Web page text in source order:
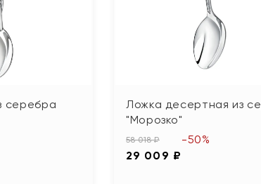
серебра
Ложка десертная из
"Морозко"
58 018 ₽
29 009 ₽
-50%